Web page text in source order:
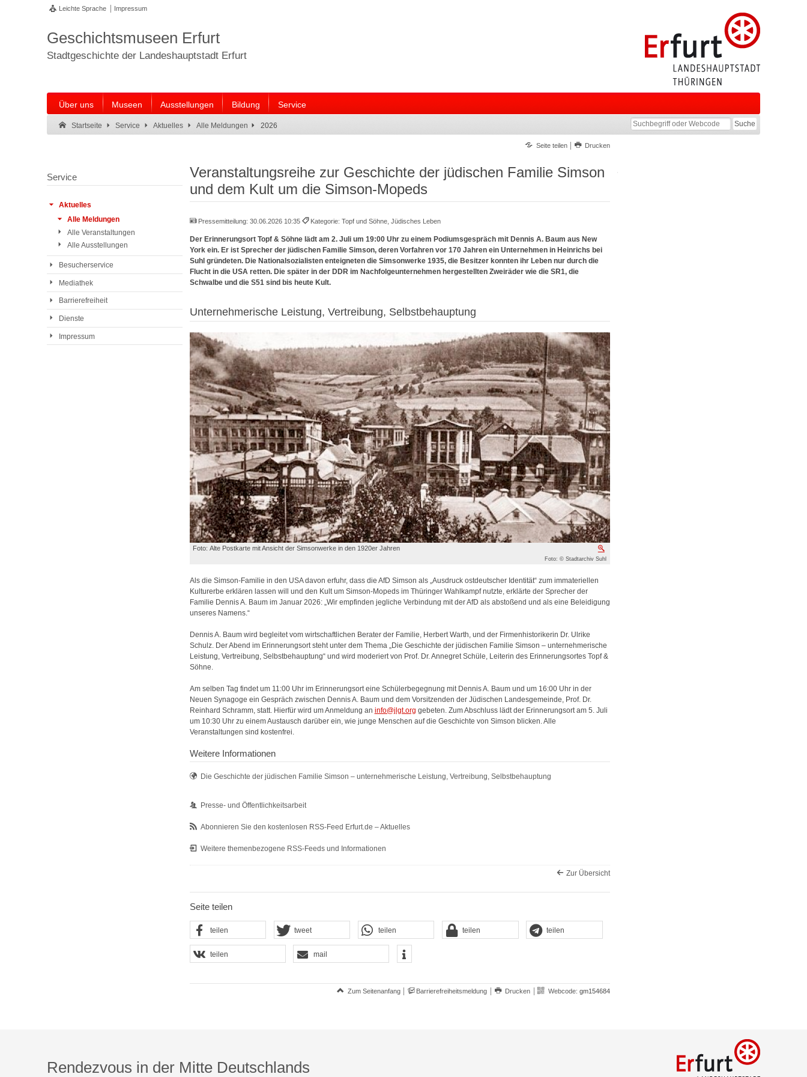
Leichte Sprache Impressum
Geschichtsmuseen Erfurt
Stadtgeschichte der Landeshauptstadt Erfurt
Über uns Museen Ausstellungen Bildung Service
Startseite Service Aktuelles Alle Meldungen 2026
Suche:
Suche Ende.
Seite teilen Drucken
Veranstaltungsreihe zur Geschichte der jüdischen Familie Simson
und dem Kult um die Simson-Mopeds
Pressemitteilung:30.06.2026 10:35 Kategorie: Topf und Söhne, Jüdisches Leben
Der Erinnerungsort Topf & Söhne lädt am 2. Juli um 19:00 Uhr zu einem Podiumsgespräch mit Dennis A. Baum aus New
York ein. Er ist Sprecher der jüdischen Familie Simson, deren Vorfahren vor 170 Jahren ein Unternehmen in Heinrichs bei
Suhl gründeten. Die Nationalsozialisten enteigneten die Simsonwerke 1935, die Besitzer konnten ihr Leben nur durch die
Flucht in die USA retten. Die später in der DDR im Nachfolgeunternehmen hergestellten Zweiräder wie die SR1, die
Schwalbe und die S51 sind bis heute Kult.
Unternehmerische Leistung, Vertreibung, Selbstbehauptung
Foto: Alte Postkarte mit Ansicht der Simsonwerke in den 1920er Jahren
Foto: © Stadtarchiv Suhl
Als die Simson-Familie in den USA davon erfuhr, dass die AfD Simson als „Ausdruck ostdeutscher Identität“ zum immateriellen
Kulturerbe erklären lassen will und den Kult um Simson-Mopeds im Thüringer Wahlkampf nutzte, erklärte der Sprecher der
Familie Dennis A. Baum im Januar 2026: „Wir empfinden jegliche Verbindung mit der AfD als abstoßend und als eine Beleidigung
unseres Namens.“
Dennis A. Baum wird begleitet vom wirtschaftlichen Berater der Familie, Herbert Warth, und der Firmenhistorikerin Dr. Ulrike
Schulz. Der Abend im Erinnerungsort steht unter dem Thema „Die Geschichte der jüdischen Familie Simson – unternehmerische
Leistung, Vertreibung, Selbstbehauptung“ und wird moderiert von Prof. Dr. Annegret Schüle, Leiterin des Erinnerungsortes Topf &
Söhne.
Am selben Tag findet um 11:00 Uhr im Erinnerungsort eine Schülerbegegnung mit Dennis A. Baum und um 16:00 Uhr in der
Neuen Synagoge ein Gespräch zwischen Dennis A. Baum und dem Vorsitzenden der Jüdischen Landesgemeinde, Prof. Dr.
Reinhard Schramm, statt. Hierfür wird um Anmeldung an info@jlgt.org gebeten. Zum Abschluss lädt der Erinnerungsort am 5. Juli
um 10:30 Uhr zu einem Austausch darüber ein, wie junge Menschen auf die Geschichte von Simson blicken. Alle
Veranstaltungen sind kostenfrei.
Weitere Informationen
Die Geschichte der jüdischen Familie Simson – unternehmerische Leistung, Vertreibung, Selbstbehauptung
Presse- und Öffentlichkeitsarbeit
Abonnieren Sie den kostenlosen RSS-Feed Erfurt.de – Aktuelles
Weitere themenbezogene RSS-Feeds und Informationen
Zur Übersicht
Seite teilen
teilen tweet teilen teilen teilen
teilen mail
Zum Seitenanfang Barrierefreiheitsmeldung Drucken Webcode: gm154684
Service
Aktuelles
Alle Meldungen
Alle Veranstaltungen
Alle Ausstellungen
Besucherservice
Mediathek
Barrierefreiheit
Dienste
Impressum
Rendezvous in der Mitte Deutschlands